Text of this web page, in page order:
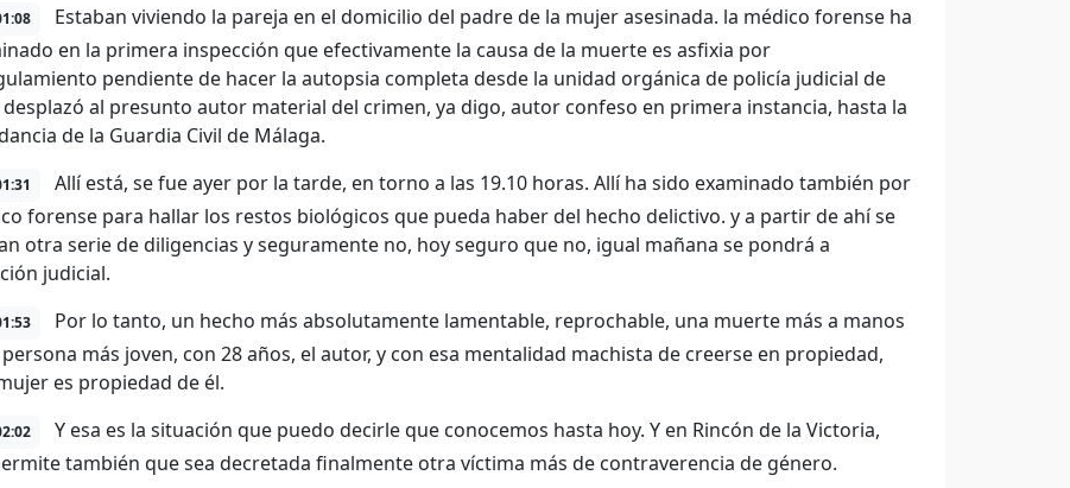
Estaban viviendo la pareja en el domicilio del padre de la mujer asesinada. la médico forense ha
en la primera inspección que efectivamente la causa de la muerte es asfixia por
pendiente de hacer la autopsia completa desde la unidad orgánica de policía judicial de
desplazó al presunto autor material del crimen, ya digo, autor confeso en primera instancia, hasta la
de la Guardia Civil de Málaga.
Allí está, se fue ayer por la tarde, en torno a las 19.10 horas. Allí ha sido examinado también por
forense para hallar los restos biológicos que pueda haber del hecho delictivo. y a partir de ahí se
otra serie de diligencias y seguramente no, hoy seguro que no, igual mañana se pondrá a
judicial.
Por lo tanto, un hecho más absolutamente lamentable, reprochable, una muerte más a manos
más joven, con 28 años, el autor, y con esa mentalidad machista de creerse en propiedad,
es propiedad de él.
Y esa es la situación que puedo decirle que conocemos hasta hoy. Y en Rincón de la Victoria,
también que sea decretada finalmente otra víctima más de contraverencia de género.